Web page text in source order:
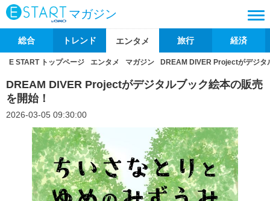
マガジン
総合 トレンド エンタメ 旅行 経済
E START トップページ エンタメ マガジン DREAM DIVER Projectがデジタ
DREAM DIVER Projectがデジタルブック絵本の販売
を開始！
2026-03-05 09:30:00